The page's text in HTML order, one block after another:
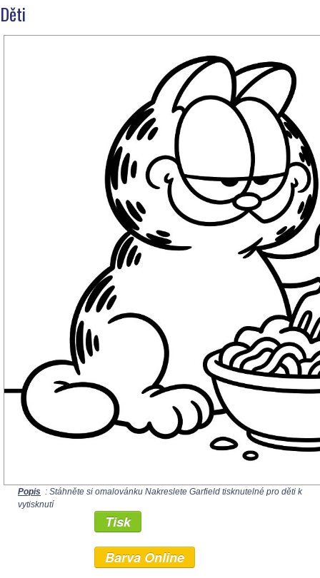
Děti
Popis : Stáhněte si omalovánku Nakreslete Garfield tisknutelné pro děti k
vytisknutí
Tisk
Barva Online